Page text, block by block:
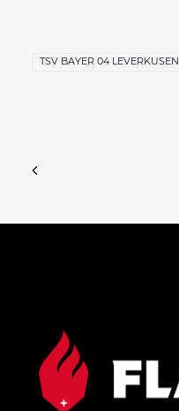
TSV BAYER 04 LEVERKUSEN